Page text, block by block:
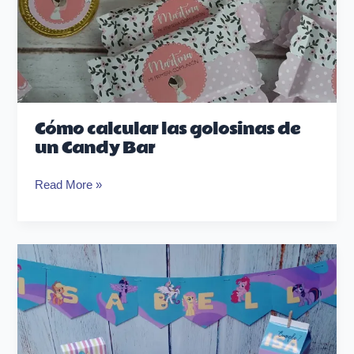
Cómo calcular las golosinas de
un Candy Bar
Read More »
Los
peores
errores
que
cometí
con